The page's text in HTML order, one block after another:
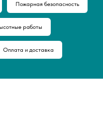
Пожарная безопасность
работы
Оплата и доставка